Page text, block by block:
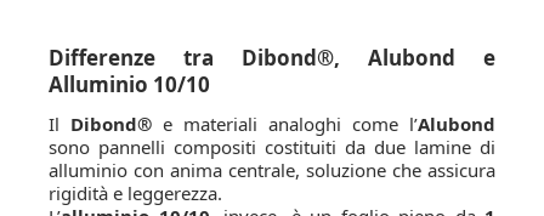
Differenze tra Dibond®, Alubond e
Alluminio 10/10
Il Dibond® e materiali analoghi come l’Alubond
sono pannelli compositi costituiti da due lamine di
alluminio con anima centrale, soluzione che assicura
rigidità e leggerezza.